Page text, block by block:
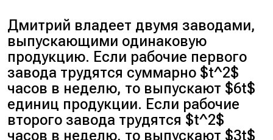
Дмитрий владеет двумя заводами,
выпускающими одинаковую
продукцию. Если рабочие первого
завода трудятся суммарно $t^2$
часов в неделю, то выпускают $6t$
единиц продукции. Если рабочие
второго завода трудятся $t^2$
часов в неделю, то выпускают $3t$